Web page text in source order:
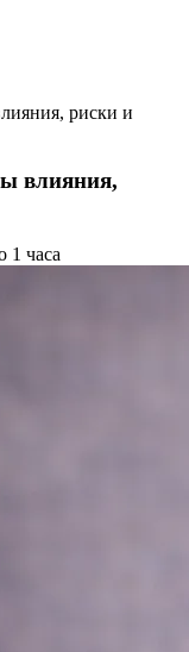
риски и
влияния,
1 часа